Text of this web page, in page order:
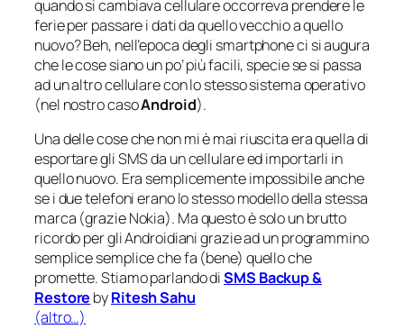
quando si cambiava cellulare occorreva prendere le
ferie per passare i dati da quello vecchio a quello
nuovo? Beh, nell’epoca degli smartphone ci si augura
che le cose siano un po’ più facili, specie se si passa
ad un altro cellulare con lo stesso sistema operativo
(nel nostro casoAndroid).
Una delle cose che non mi è mai riuscita era quella di
esportare gli SMS da un cellulare ed importarli in
quello nuovo. Era semplicemente impossibile anche
se i due telefoni erano lo stesso modello della stessa
marca (grazie Nokia). Ma questo è solo un brutto
ricordo per gli Androidiani grazie ad un programmino
semplice semplice che fa (bene) quello che
promette. Stiamo parlando diSMS Backup &
Restore byRitesh Sahu
(altro…)